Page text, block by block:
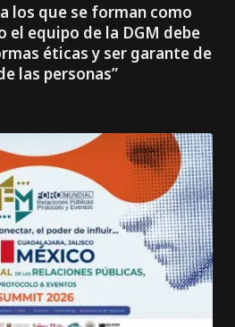
los que se forman como
el equipo de la DGM debe
éticas y ser garante de
las personas”